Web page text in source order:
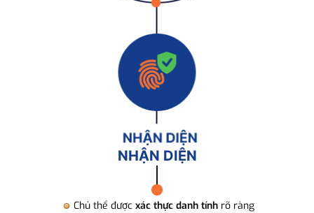
NHẬN DIỆN
Chủ thể được xác thực danh tính rõ ràng